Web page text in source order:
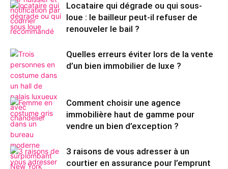
Locataire qui dégrade ou qui sous-
loue : le bailleur peut-il refuser de
renouveler le bail ?
Quelles erreurs éviter lors de la vente
d’un bien immobilier de luxe ?
Comment choisir une agence
immobilière haut de gamme pour
vendre un bien d’exception ?
3 raisons de vous adresser à un
courtier en assurance pour l’emprunt